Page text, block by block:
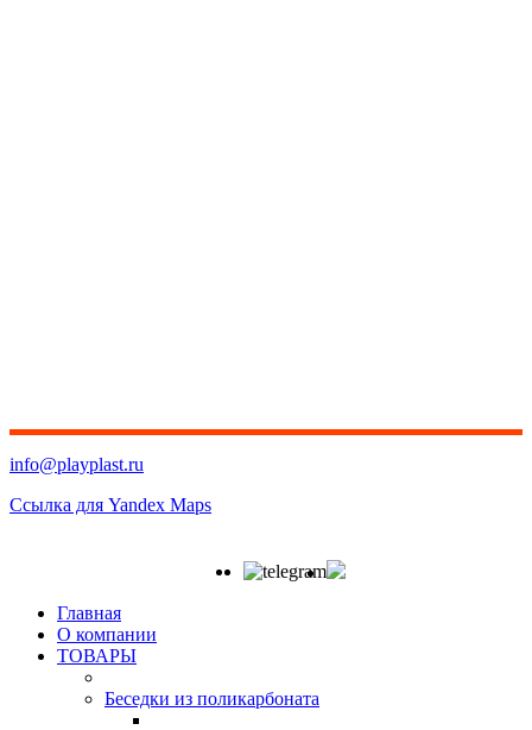
info@playplast.ru
Ссылка для Yandex Maps
Главная
О компании
ТОВАРЫ
Беседки из поликарбоната